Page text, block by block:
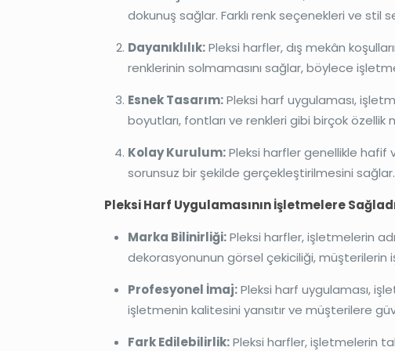
dokunuş sağlar. Farklı renk seçenekleri ve
Dayanıklılık:Pleksi harfler, dış mekân
renklerinin solmamasını sağlar, böylece
Esnek Tasarım:Pleksi harf uygulaması,
boyutları, fontları ve renkleri gibi birçok
Kolay Kurulum:Pleksi harfler genellikle hafif
sorunsuz bir şekilde gerçekleştirilmesini sağlar.
Pleksi Harf Uygulamasının İşletmelere
Marka Bilinirliği:Pleksi harfler, işletmelerin
dekorasyonunun görsel çekiciliği, müşterilerin
Profesyonel İmaj:Pleksi harf uygulaması,
işletmenin kalitesini yansıtır ve müşterilere
Fark Edilebilirlik:Pleksi harfler, işletmelerin